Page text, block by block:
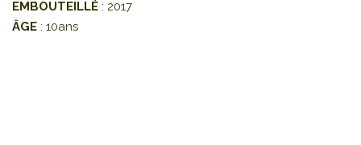
EMBOUTEILLÉ : 2017
ÂGE : 10ans